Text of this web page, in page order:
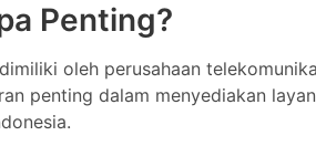
Penting?
oleh perusahaan
penting dalam menyediakan